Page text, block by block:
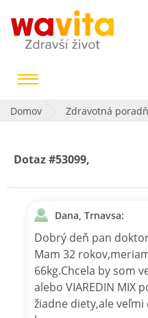
Domov Zdravotná
Dotaz #53099,
Dana, Trnavsa:
Dobrý deň pan
Mam 32
66kg.Chcela by som
alebo VIAREDIN MIX
žiadne diety,ale